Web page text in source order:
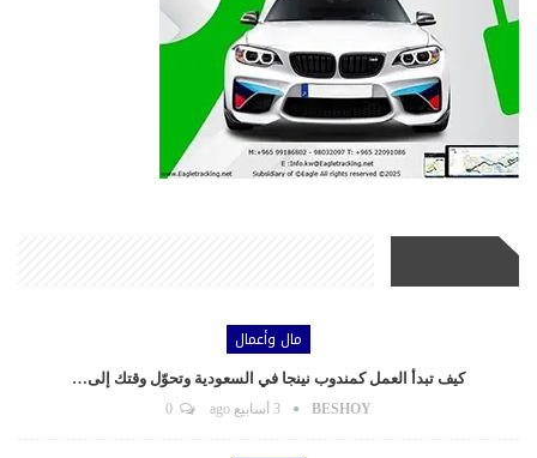
مال وأعمال
كيف تبدأ العمل كمندوب نينجا في السعودية وتحوّل وقتك إلى…
BESHOY 3 أسابيع ago